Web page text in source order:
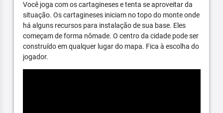
Você joga com os cartagineses e tenta se aproveitar da
situação. Os cartagineses iniciam no topo do monte onde
há alguns recursos para instalação de sua base. Eles
começam de forma nômade. O centro da cidade pode ser
construído em qualquer lugar do mapa. Fica à escolha do
jogador.